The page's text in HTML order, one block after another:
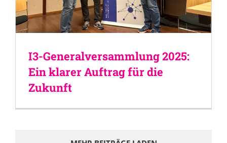
I3-Generalversammlung 2025:
Ein klarer Auftrag für die
Zukunft